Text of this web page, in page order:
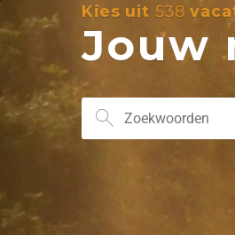
Kies uit 538
Jouw